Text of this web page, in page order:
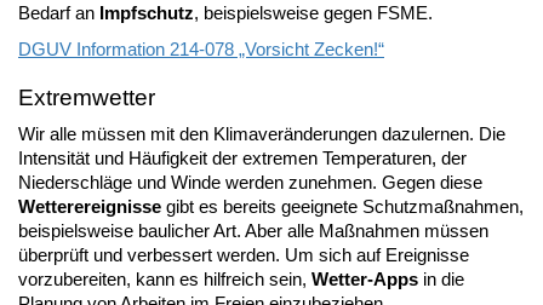
Bedarf an Impfschutz, beispielsweise gegen FSME.
DGUV Information 214-078 „Vorsicht Zecken!“
Extremwetter
Wir alle müssen mit den Klimaveränderungen dazulernen. Die
Intensität und Häufigkeit der extremen Temperaturen, der
Niederschläge und Winde werden zunehmen. Gegen diese
Wetterereignisse gibt es bereits geeignete Schutzmaßnahmen,
beispielsweise baulicher Art. Aber alle Maßnahmen müssen
überprüft und verbessert werden. Um sich auf Ereignisse
vorzubereiten, kann es hilfreich sein, Wetter-Apps in die